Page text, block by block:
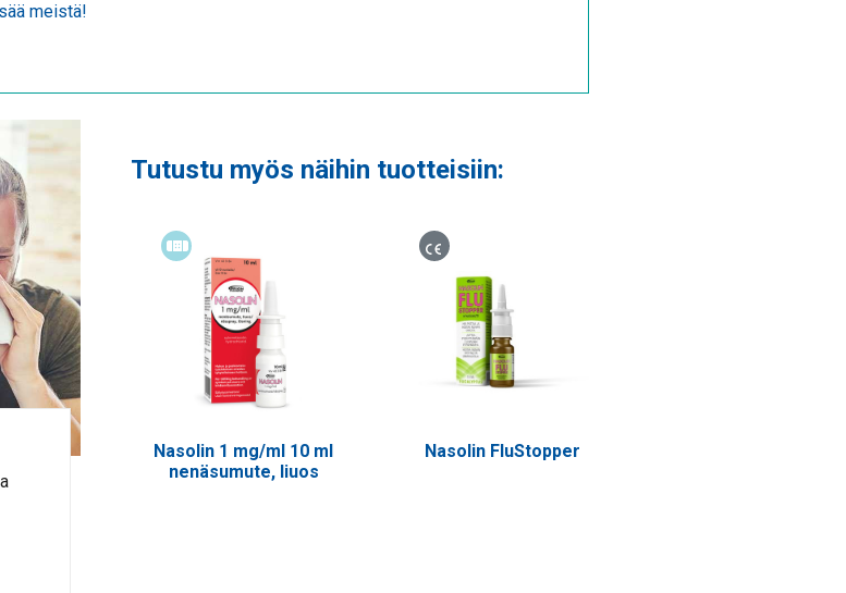
meistä!
Tutustu myös näihin tuotteisiin:
Nasolin 1 mg/ml 10 ml
nenäsumute, liuos
Lääkinnällinen laite
Nasolin FluStopper